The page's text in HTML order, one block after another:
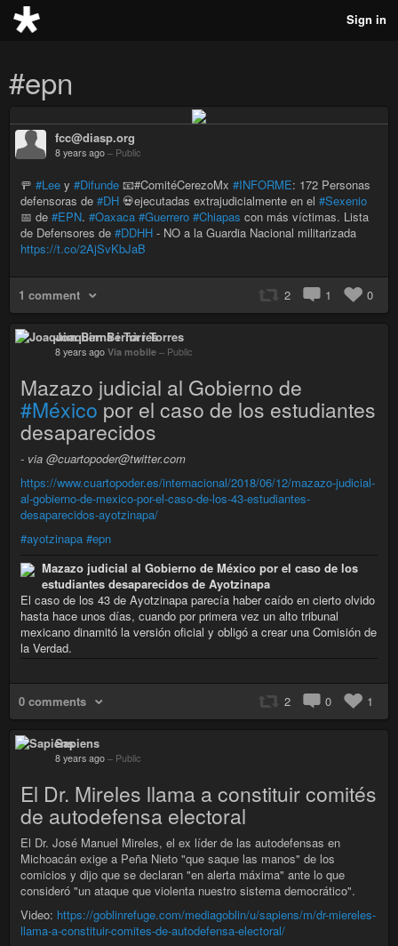
Sign in
#epn
fcc@diasp.org
8 years ago – Public
🚥 #Lee y #Difunde 📧#ComitéCerezoMx #INFORME: 172 Personas
defensoras de #DH 💀ejecutadas extrajudicialmente en el #Sexenio
📅 de #EPN. #Oaxaca #Guerrero #Chiapas con más víctimas. Lista
de Defensores de #DDHH - NO a la Guardia Nacional militarizada
https://t.co/2AjSvKbJaB
1 comment 2 1 0
Joaquim Bernà i Torres
8 years ago Via mobile – Public
Mazazo judicial al Gobierno de
#Méxicopor el caso de los estudiantes
desaparecidos
- via @cuartopoder@twitter.com
https://www.cuartopoder.es/internacional/2018/06/12/mazazo-judicial-
al-gobierno-de-mexico-por-el-caso-de-los-43-estudiantes-
desaparecidos-ayotzinapa/
#ayotzinapa #epn
Mazazo judicial al Gobierno de México por el caso de los
estudiantes desaparecidos de Ayotzinapa
El caso de los 43 de Ayotzinapa parecía haber caído en cierto olvido
hasta hace unos días, cuando por primera vez un alto tribunal
mexicano dinamitó la versión oficial y obligó a crear una Comisión de
la Verdad.
0 comments 2 0 1
Sapiens
8 years ago – Public
El Dr. Mireles llama a constituir comités
de autodefensa electoral
El Dr. José Manuel Mireles, el ex líder de las autodefensas en
Michoacán exige a Peña Nieto "que saque las manos" de los
comicios y dijo que se declaran "en alerta máxima" ante lo que
consideró "un ataque que violenta nuestro sistema democrático".
Video: https://goblinrefuge.com/mediagoblin/u/sapiens/m/dr-miereles-
llama-a-constituir-comites-de-autodefensa-electoral/